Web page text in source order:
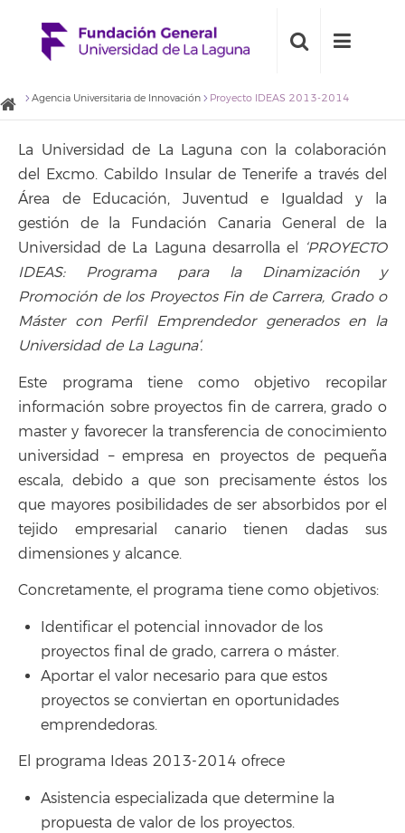
Agencia Universitaria de Innovación Proyecto IDEAS 2013-2014
La Universidad de La Laguna con la colaboración
del Excmo. Cabildo Insular de Tenerife a través del
Área de Educación, Juventud e Igualdad y la
gestión de la Fundación Canaria General de la
Universidad de La Laguna desarrolla el PROYECTO
IDEAS: Programa para la Dinamización y
Promoción de los Proyectos Fin de Carrera, Grado o
Máster con Perfil Emprendedor generados en la
Universidad de La Laguna‘.
Este programa tiene como objetivo recopilar
información sobre proyectos fin de carrera, grado o
master y favorecer la transferencia de conocimiento
universidad – empresa en proyectos de pequeña
escala, debido a que son precisamente éstos los
que mayores posibilidades de ser absorbidos por el
tejido empresarial canario tienen dadas sus
dimensiones y alcance.
Concretamente, el programa tiene como objetivos:
Identificar el potencial innovador de los
proyectos final de grado, carrera o máster.
Aportar el valor necesario para que estos
proyectos se conviertan en oportunidades
emprendedoras.
El programa Ideas 2013-2014 ofrece
Asistencia especializada que determine la
propuesta de valor de los proyectos.